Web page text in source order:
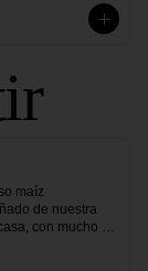
bocado, una
maíz
de nuestra
con mucho